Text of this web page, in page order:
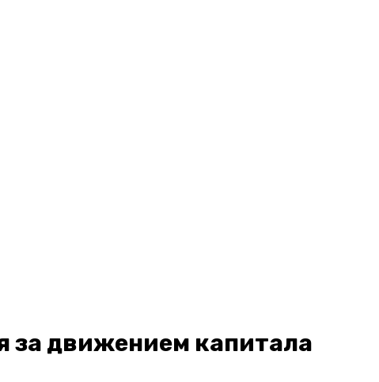
за движением капитала